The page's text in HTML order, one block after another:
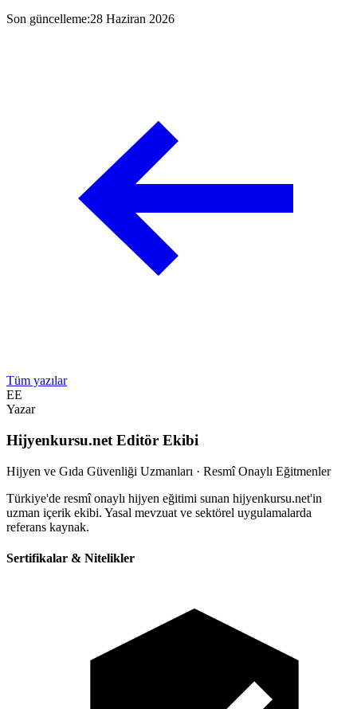
Son güncelleme:28 Haziran 2026
Tüm yazılar
EE
Yazar
Hijyenkursu.net Editör Ekibi
Hijyen ve Gıda Güvenliği Uzmanları · Resmî Onaylı Eğitmenler
Türkiye'de resmî onaylı hijyen eğitimi sunan hijyenkursu.net'in
uzman içerik ekibi. Yasal mevzuat ve sektörel uygulamalarda
referans kaynak.
Sertifikalar & Nitelikler